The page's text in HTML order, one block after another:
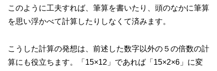
このように工夫すれば、筆算を書いたり、頭のなかに筆算
を思い浮かべて計算したりしなくて済みます。
こうした計算の発想は、前述した数字以外の５の倍数の計
算にも役立ちます。「15×12」であれば「15×2×6」に変